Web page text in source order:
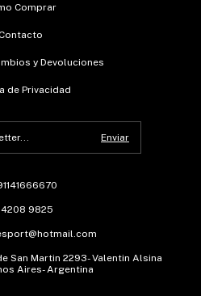
Comprar
y Devoluciones
de Privacidad
9825
San Martin 2293- Valentin Alsina
Aires- Argentina